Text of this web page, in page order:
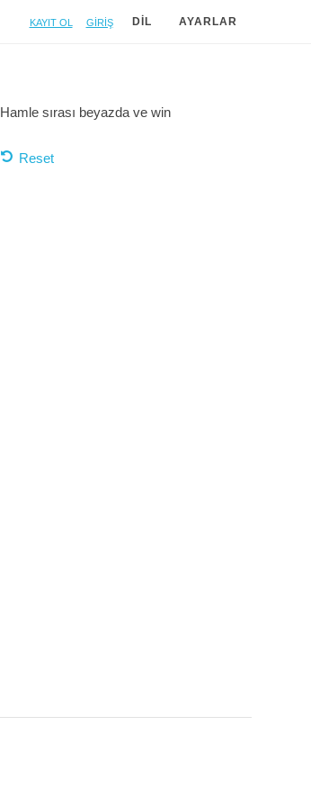
Kayıt ol Giriş DIL AYARLAR
Hamle sırası beyazda ve win
Reset